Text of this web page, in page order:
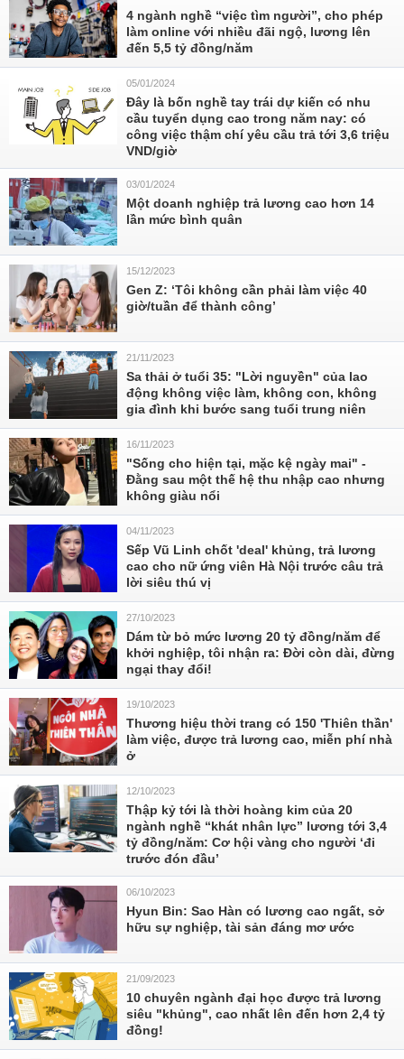
4 ngành nghề “việc tìm người”, cho phép
làm online với nhiều đãi ngộ, lương lên
đến 5,5 tỷ đồng/năm
05/01/2024
Đây là bốn nghề tay trái dự kiến có nhu
cầu tuyển dụng cao trong năm nay: có
công việc thậm chí yêu cầu trả tới 3,6 triệu
VND/giờ
03/01/2024
Một doanh nghiệp trả lương cao hơn 14
lần mức bình quân
15/12/2023
Gen Z: ‘Tôi không cần phải làm việc 40
giờ/tuần để thành công’
21/11/2023
Sa thải ở tuổi 35: "Lời nguyền" của lao
động không việc làm, không con, không
gia đình khi bước sang tuổi trung niên
16/11/2023
"Sống cho hiện tại, mặc kệ ngày mai" -
Đằng sau một thế hệ thu nhập cao nhưng
không giàu nổi
04/11/2023
Sếp Vũ Linh chốt 'deal' khủng, trả lương
cao cho nữ ứng viên Hà Nội trước câu trả
lời siêu thú vị
27/10/2023
Dám từ bỏ mức lương 20 tỷ đồng/năm để
khởi nghiệp, tôi nhận ra: Đời còn dài, đừng
ngại thay đổi!
19/10/2023
Thương hiệu thời trang có 150 'Thiên thần'
làm việc, được trả lương cao, miễn phí nhà
ở
12/10/2023
Thập kỷ tới là thời hoàng kim của 20
ngành nghề “khát nhân lực” lương tới 3,4
tỷ đồng/năm: Cơ hội vàng cho người ‘đi
trước đón đầu’
06/10/2023
Hyun Bin: Sao Hàn có lương cao ngất, sở
hữu sự nghiệp, tài sản đáng mơ ước
21/09/2023
10 chuyên ngành đại học được trả lương
siêu "khủng", cao nhất lên đến hơn 2,4 tỷ
đồng!